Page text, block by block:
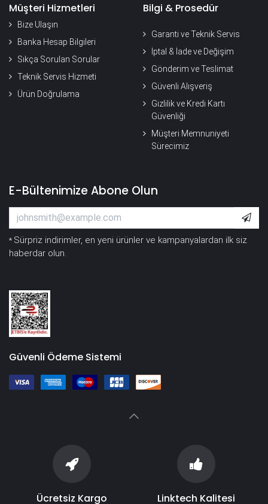
Müşteri Hizmetleri
Bize Ulaşın
Banka Hesap Bilgileri
Sıkça Sorulan Sorular
Teknik Servis Hizmeti
Ürün Doğrulama
Bilgi & Prosedür
Garanti ve Teknik Servis
İptal & İade ve Değişim
Gönderim ve Teslimat
Güvenli Alışveriş
Gizlilik ve Kredi Kartı
Güvenliği
Müşteri Memnuniyeti
Sürecimiz
E-Bültenimize Abone Olun
* Sürpriz indirimler, en yeni ürünler ve kampanyalardan ilk siz
haberdar olun.
Güvenli Ödeme Sistemi
Ücretsiz Kargo Linktech Kalitesi